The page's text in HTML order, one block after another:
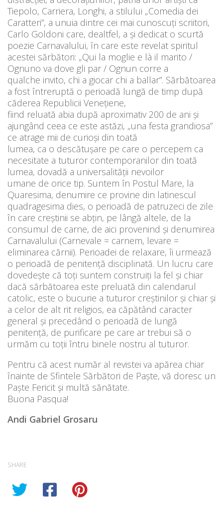
Tiepolo, Carriera, Longhi, a stilului „Comedia dei
Caratteri”, a unuia dintre cei mai cunoscuți scriitori,
Carlo Goldoni care, dealtfel, a și dedicat o scurtă
poezie Carnavalului, în care este revelat spiritul
acestei sărbători: „Qui la moglie e là il marito /
Ognuno va dove gli par / Ognun corre a
qualche invito, chi a giocar chi a ballar”. Sărbătoarea
a fost întreruptă o perioadă lungă de timp după
căderea Republicii Venețiene,
fiind reluată abia după aproximativ 200 de ani și
ajungând ceea ce este astăzi, „una festa grandiosa”
ce atrage mii de curioși din toată
lumea, ca o descătușare pe care o percepem ca
necesitate a tuturor contemporanilor din toată
lumea, dovadă a universalității nevoilor
umane de orice tip. Suntem în Postul Mare, la
Quaresima, denumire ce provine din latinescul
quadragesima dies, o perioadă de patruzeci de zile
în care creștinii se abțin, pe lângă altele, de la
consumul de carne, de aici provenind și denumirea
Carnavalului (Carnevale = carnem, levare =
eliminarea cărnii). Perioadei de relaxare, îi urmează
o perioadă de penitență disciplinată. Un lucru care
dovedește că toți suntem construiți la fel și chiar
dacă sărbătoarea este preluată din calendarul
catolic, este o bucurie a tuturor creștinilor și chiar și
a celor de alt rit religios, ea căpătând caracter
general și precedând o perioadă de lungă
penitență, de purificare pe care ar trebui să o
urmăm cu toții întru binele nostru al tuturor.
Pentru că acest număr al revistei va apărea chiar
înainte de Sfintele Sărbători de Paște, vă doresc un
Paște Fericit și multă sănătate.
Buona Pasqua!
Andi Gabriel Grosaru
SHARE